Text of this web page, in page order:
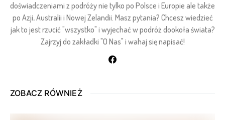
doświadczeniami z podróży nie tylko po Polsce i Europie ale także
po Azji, Australii i Nowej Zelandii. Masz pytania? Chcesz wiedzieć
jak to jest rzucić "wszystko" i wyjechać w podróż dookoła świata?
Zajrzyj do zakładki "O Nas" i wahaj się napisać!
ZOBACZ RÓWNIEŻ